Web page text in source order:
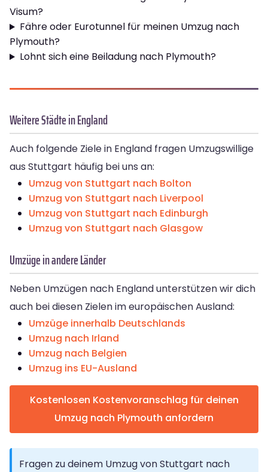
Visum?
Fähre oder Eurotunnel für meinen Umzug nach
Plymouth?
Lohnt sich eine Beiladung nach Plymouth?
Weitere Städte in England
Auch folgende Ziele in England fragen Umzugswillige
aus Stuttgart häufig bei uns an:
Umzug von Stuttgart nach Bolton
Umzug von Stuttgart nach Liverpool
Umzug von Stuttgart nach Edinburgh
Umzug von Stuttgart nach Glasgow
Umzüge in andere Länder
Neben Umzügen nach England unterstützen wir dich
auch bei diesen Zielen im europäischen Ausland:
Umzüge innerhalb Deutschlands
Umzug nach Irland
Umzug nach Belgien
Umzug ins EU-Ausland
Kostenlosen Kostenvoranschlag für deinen
Umzug nach Plymouth anfordern
Fragen zu deinem Umzug von Stuttgart nach